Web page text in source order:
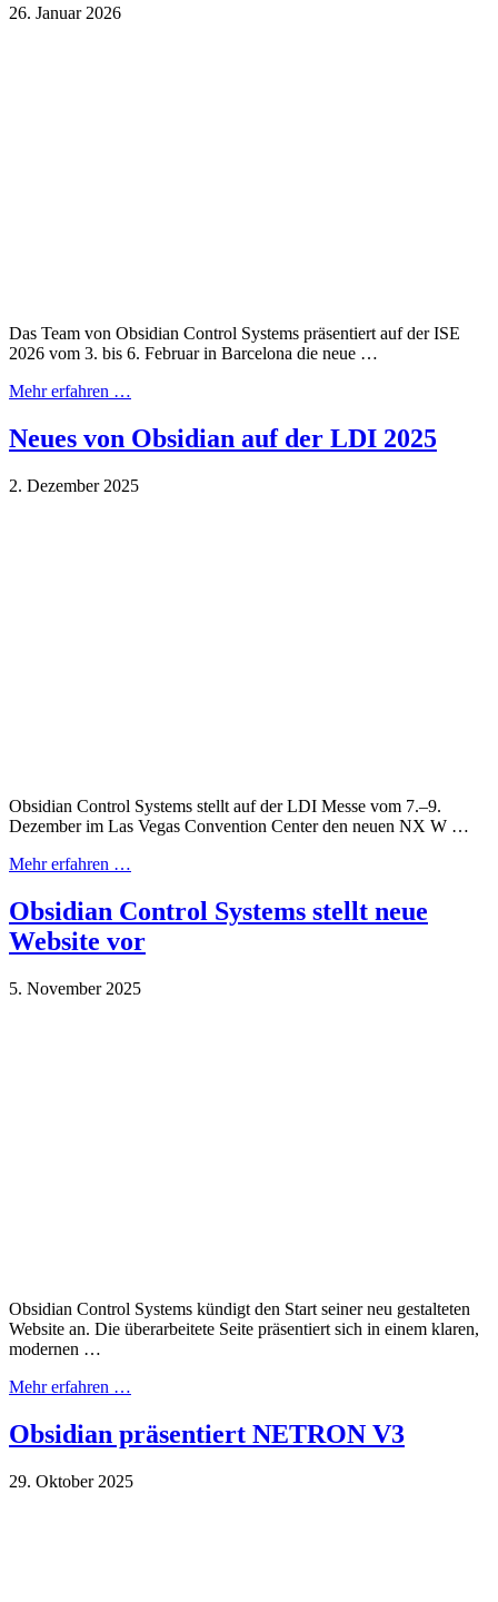
26. Januar 2026
Das Team von Obsidian Control Systems präsentiert auf der ISE
2026 vom 3. bis 6. Februar in Barcelona die neue …
Mehr erfahren …
Neues von Obsidian auf der LDI 2025
2. Dezember 2025
Obsidian Control Systems stellt auf der LDI Messe vom 7.–9.
Dezember im Las Vegas Convention Center den neuen NX W …
Mehr erfahren …
Obsidian Control Systems stellt neue
Website vor
5. November 2025
Obsidian Control Systems kündigt den Start seiner neu gestalteten
Website an. Die überarbeitete Seite präsentiert sich in einem klaren,
modernen …
Mehr erfahren …
Obsidian präsentiert NETRON V3
29. Oktober 2025